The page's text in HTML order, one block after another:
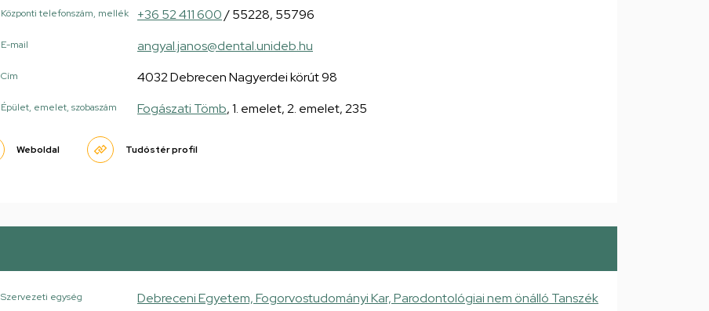
Központi telefonszám, mellék +36 52 411 600/ 55228, 55796
E-mail angyal.janos@dental.unideb.hu
Cím 4032 Debrecen Nagyerdei körút 98
Épület, emelet, szobaszám Fogászati Tömb, 1. emelet, 2. emelet, 235
Weboldal Tudóstér profil
Szervezeti egység Debreceni Egyetem, Fogorvostudományi Kar, Parodontológiai nem önálló Tanszék